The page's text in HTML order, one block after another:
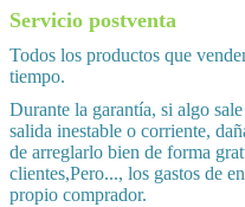
Servicio postventa
Todos los productos que
tiempo.
Durante la garantía, si algo
salida inestable o corriente,
de arreglarlo bien de forma
clientes,Pero..., los gastos de
propio comprador.